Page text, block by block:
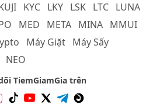
KYC LKY LSK LTC LUNA
MED META MINA MMUI
Máy Giặt Máy Sấy
NEO
TiemGiamGia trên